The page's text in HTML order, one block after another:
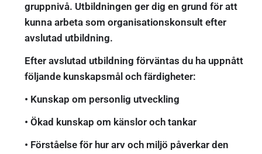
gruppnivå. Utbildningen ger dig en grund för att
kunna arbeta som organisationskonsult efter
avslutad utbildning.
Efter avslutad utbildning förväntas du ha uppnått
följande kunskapsmål och färdigheter:
• Kunskap om personlig utveckling
• Ökad kunskap om känslor och tankar
• Förståelse för hur arv och miljö påverkar den